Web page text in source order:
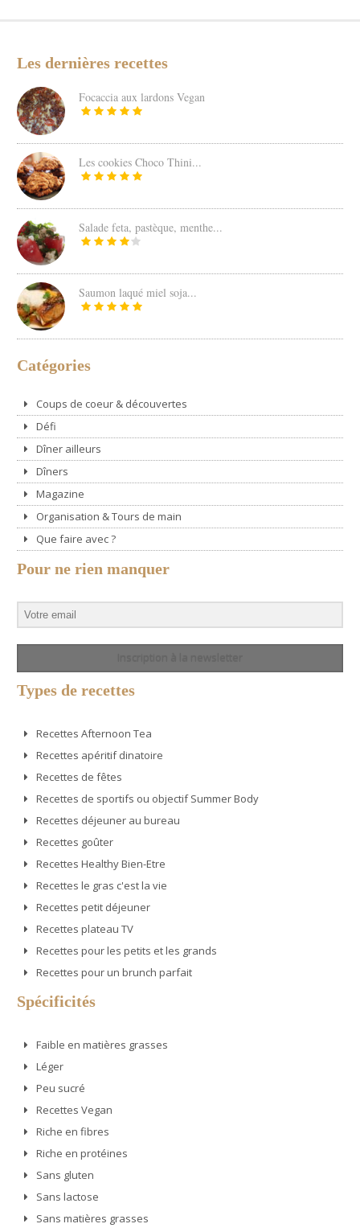
Les dernières recettes
Focaccia aux lardons Vegan
Les cookies Choco Thini...
Salade feta, pastèque, menthe...
Saumon laqué miel soja...
Catégories
Coups de coeur & découvertes
Défi
Dîner ailleurs
Dîners
Magazine
Organisation & Tours de main
Que faire avec ?
Pour ne rien manquer
Types de recettes
Recettes Afternoon Tea
Recettes apéritif dinatoire
Recettes de fêtes
Recettes de sportifs ou objectif Summer Body
Recettes déjeuner au bureau
Recettes goûter
Recettes Healthy Bien-Etre
Recettes le gras c'est la vie
Recettes petit déjeuner
Recettes plateau TV
Recettes pour les petits et les grands
Recettes pour un brunch parfait
Spécificités
Faible en matières grasses
Léger
Peu sucré
Recettes Vegan
Riche en fibres
Riche en protéines
Sans gluten
Sans lactose
Sans matières grasses